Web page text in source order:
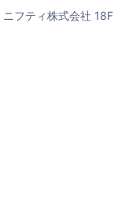
ニフティ株式会社 18F